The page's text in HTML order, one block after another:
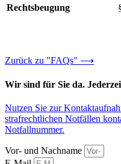
Rechtsbeugung
Zurück zu "FAQs" ⟶
Wir sind für Sie da.
Nutzen Sie zur
strafrechtlichen Notfällen
Notfallnummer.
Vor- und Nachname